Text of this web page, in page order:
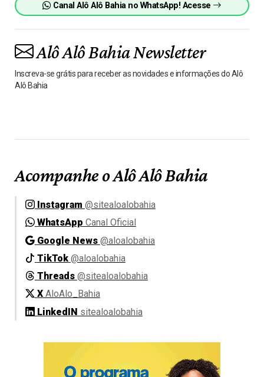
Canal Alô Alô Bahia no WhatsApp! Acesse
Alô Alô Bahia Newsletter
Inscreva-se grátis para receber as novidades e informações do Alô
Alô Bahia
Acompanhe o Alô Alô Bahia
Instagram @sitealoalobahia
WhatsApp Canal Oficial
Google News @aloalobahia
TikTok @aloalobahia
Threads @sitealoalobahia
X AloAlo_Bahia
LinkedIN sitealoalobahia